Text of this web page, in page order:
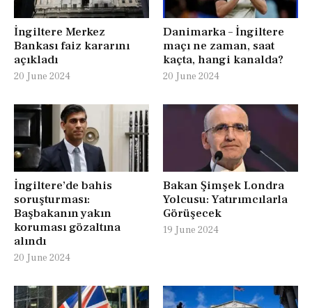
İngiltere Merkez
Bankası faiz kararını
açıkladı
20 June 2024
Danimarka – İngiltere
maçı ne zaman, saat
kaçta, hangi kanalda?
20 June 2024
İngiltere’de bahis
soruşturması:
Başbakanın yakın
koruması gözaltına
alındı
20 June 2024
Bakan Şimşek Londra
Yolcusu: Yatırımcılarla
Görüşecek
19 June 2024